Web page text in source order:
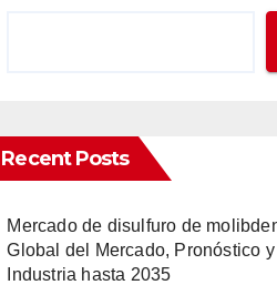
Recent Posts
Mercado de disulfuro de
Global del Mercado, Pronóstico
Industria hasta 2035